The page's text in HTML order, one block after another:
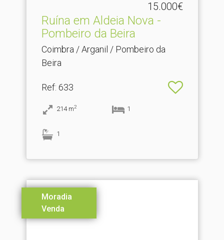
15.000€
Ruína em Aldeia Nova -
Pombeiro da Beira
Coimbra / Arganil / Pombeiro da
Beira
Ref: 633
214 m2 1
1
Moradia
Venda